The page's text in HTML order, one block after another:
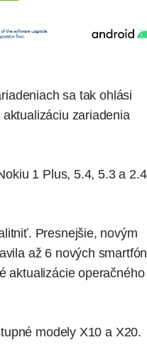
sa tak ohlási
zariadenia
1 Plus, 5.4, 5.3 a
Presnejšie, novým
až 6 nových
aktualizácie operačného
modely X10 a X20.